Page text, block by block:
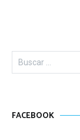
FACEBOOK